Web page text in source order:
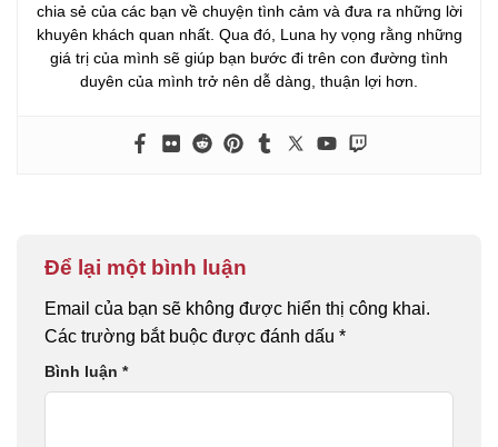
chia sẻ của các bạn về chuyện tình cảm và đưa ra những lời
khuyên khách quan nhất. Qua đó, Luna hy vọng rằng những
giá trị của mình sẽ giúp bạn bước đi trên con đường tình
duyên của mình trở nên dễ dàng, thuận lợi hơn.
Để lại một bình luận
Email của bạn sẽ không được hiển thị công khai.
Các trường bắt buộc được đánh dấu *
Bình luận *